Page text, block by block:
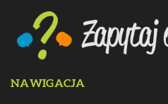
NAWIGACJA